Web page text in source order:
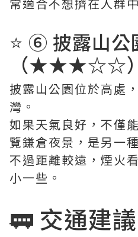
⭐ ⑥ 披露山公
（★★★☆☆）
披露山公園位於高處
灣。
如果天氣良好，不僅
覽鎌倉夜景，是另一
不過距離較遠，煙火
小一些。
🚃 交通建議